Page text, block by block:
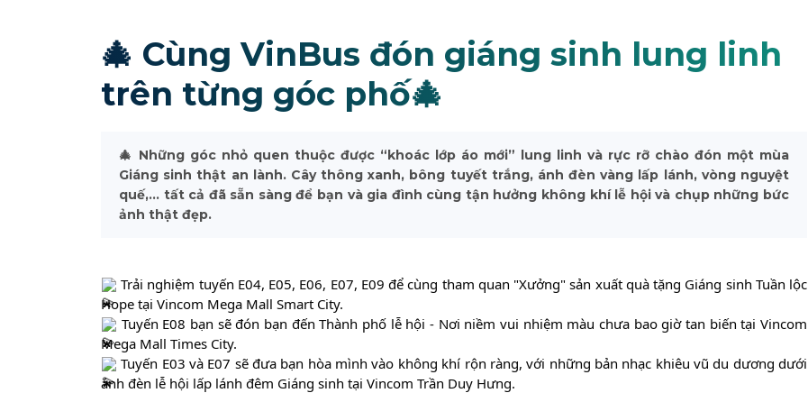
🎄 Cùng VinBus đón giáng sinh lung linh
trên từng góc phố🎄
🎄 Những góc nhỏ quen thuộc được “khoác lớp áo mới” lung linh và rực rỡ chào đón một mùa
Giáng sinh thật an lành. Cây thông xanh, bông tuyết trắng, ánh đèn vàng lấp lánh, vòng nguyệt
quế,... tất cả đã sẵn sàng để bạn và gia đình cùng tận hưởng không khí lễ hội và chụp những bức
ảnh thật đẹp.
Trải nghiệm tuyến E04, E05, E06, E07, E09 để cùng tham quan "Xưởng" sản xuất quà tặng Giáng sinh Tuần lộc
Hope tại Vincom Mega Mall Smart City.
Tuyến E08 bạn sẽ đón bạn đến Thành phố lễ hội - Nơi niềm vui nhiệm màu chưa bao giờ tan biến tại Vincom
Mega Mall Times City.
Tuyến E03 và E07 sẽ đưa bạn hòa mình vào không khí rộn ràng, với những bản nhạc khiêu vũ du dương dưới
ánh đèn lễ hội lấp lánh đêm Giáng sinh tại Vincom Trần Duy Hưng.